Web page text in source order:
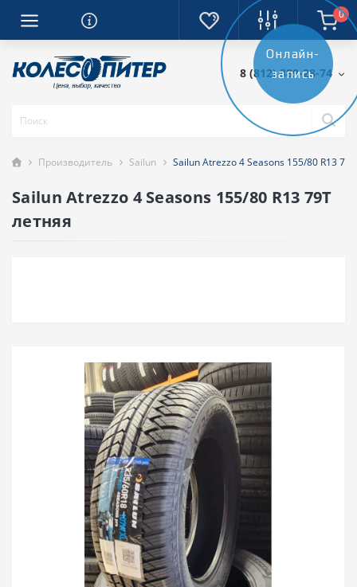
0
8 (812) 389-28-74
Производитель Sailun Sailun Atrezzo 4 Seasons 155/80 R13
Sailun Atrezzo 4 Seasons 155/80 R13 79T
летняя
Онлайн-
запись